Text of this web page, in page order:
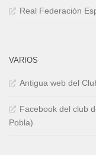
Real Federación
VARIOS
Antigua web del
Facebook del club
Pobla)